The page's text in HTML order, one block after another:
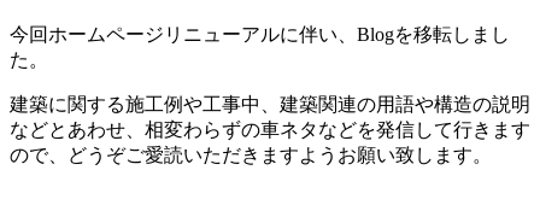
今回ホームページリニューアルに伴い、Blogを移転しまし
た。
建築に関する施工例や工事中、建築関連の用語や構造の説明
などとあわせ、相変わらずの車ネタなどを発信して行きます
ので、どうぞご愛読いただきますようお願い致します。